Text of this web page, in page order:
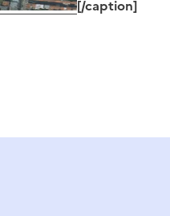
[/caption]